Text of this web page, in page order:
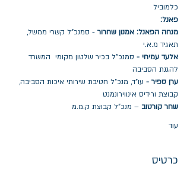
כלמוביל
פאנל:
מנחה הפאנל: אמנון שחרור - סמנכ"ל קשרי ממשל,
תאגיד מ.א.י
אלעד עמיחי - סמנכ"ל בכיר שלטון מקומי  המשרד
להגנת הסביבה
ערן ספיר - עו"ד, מנכ"ל חטיבת שירותי איכות הסביבה,
קבוצת ורידיס אינווירונמנט
שחר קורטוב – מנכ"ל קבוצת ק.מ.מ
עוד
כרטיס